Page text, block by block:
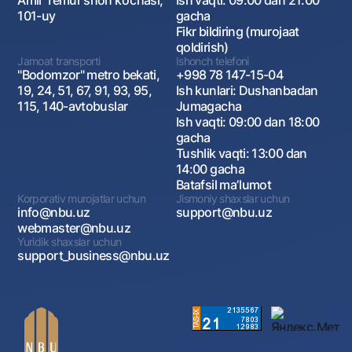
101-uy
gacha
Fikr bildiring (murojaat
qoldirish)
Jamoat transporti
"Bodomzor" metro bekati,
19, 24, 51, 67, 91, 93, 95,
115, 140-avtobuslar
Ishonch telefoni
+998 78 147-15-04
Ish kunlari: Dushanbadan
Jumagacha
Ish vaqti: 09:00 dan 18:00
gacha
Tushlik vaqti: 13:00 dan
14:00 gacha
Batafsil maʼlumot
Korporativ murojatlar uchun
info@nbu.uz
webmaster@nbu.uz
Jismoniy shaxslar uchun
support@nbu.uz
Yuridik shaxslar uchun
support_business@nbu.uz